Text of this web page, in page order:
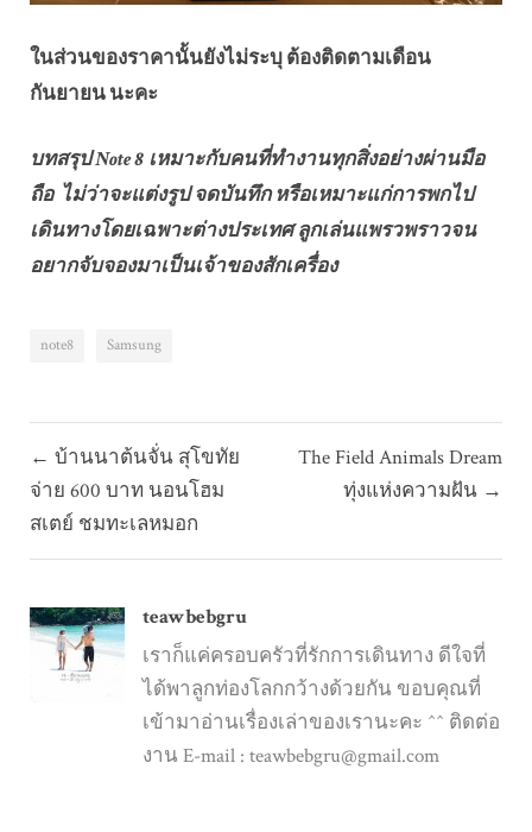
ในส่วนของราคานั้นยังไม่ระบุ ต้องติดตามเดือน
กันยายน นะคะ
บทสรุป Note 8 เหมาะกับคนที่ทำงานทุกสิ่งอย่างผ่านมือ
ถือ ไม่ว่าจะแต่งรูป จดบันทึก หรือเหมาะแก่การพกไป
เดินทางโดยเฉพาะต่างประเทศ ลูกเล่นแพรวพราวจน
อยากจับจองมาเป็นเจ้าของสักเครื่อง
note8 Samsung
เรื่อง
← บ้านนาต้นจั่น สุโขทัย
จ่าย 600 บาท นอนโฮม
สเตย์ ชมทะเลหมอก
The Field Animals Dream
ทุ่งแห่งความฝัน →
teawbebgru
เราก็แค่ครอบครัวที่รักการเดินทาง ดีใจที่
ได้พาลูกท่องโลกกว้างด้วยกัน ขอบคุณที่
เข้ามาอ่านเรื่องเล่าของเรานะคะ ^^ ติดต่อ
งาน E-mail : teawbebgru@gmail.com